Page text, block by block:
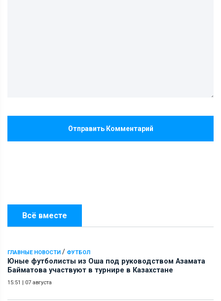
Всё вместе
ГЛАВНЫЕ НОВОСТИ / ФУТБОЛ
Юные футболисты из Оша под руководством Азамата
Байматова участвуют в турнире в Казахстане
15:51 | 07 августа
Отправить Комментарий